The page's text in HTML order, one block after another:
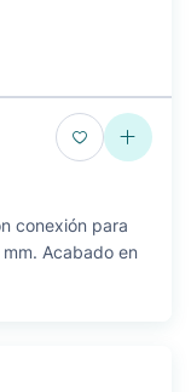
conexión para
Acabado en